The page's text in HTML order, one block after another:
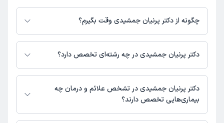
چگونه از دکتر پرنیان جمشیدی وقت بگیرم؟
در صورتی کهدکتر پرنیان جمشیدیدارای پروفایل فعال و نوبت‌دهی باز در پلتفرم
دکترتو باشند، می‌توانید از طریق این پلتفرم برای دریافت نوبت اقدام کنید. در
مطب، شماره تماس، برنامه حضور در مطب، تصاویر پزشک، ساعات کاری و سایر
اطلاعات مرتبط با خدمات پزشکی و نوبت‌گیری ممکن است در پروفایل ایشان در
دکترتو در دسترس باشد
دکتر پرنیان جمشیدی در چه رشته‌ای تخصص دارد؟
دکتر پرنیان جمشیدی در رشته‌های زیر (پزشکی) تخصص دارند:
عمومی
دکتر پرنیان جمشیدی در تشخص علائم و درمان چه
بیماری‌هایی تخصص دارند؟
دکتر پرنیان جمشیدی در تشخیص علائم و درمان بیماری‌های مرتبط با عمومی